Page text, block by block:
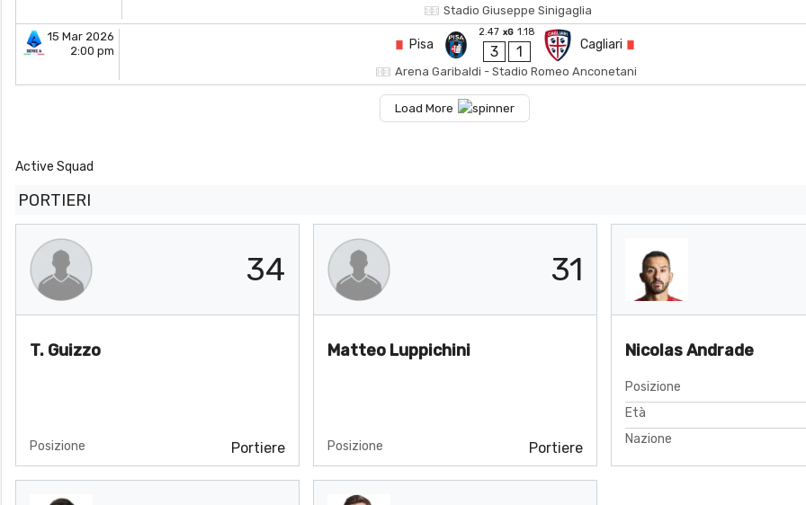
Stadio Giuseppe Sinigaglia
15 Mar 2026
2:00 pm
Pisa
2.47 xG 1.18
3 1 Cagliari
Arena Garibaldi - Stadio Romeo Anconetani
Load More
Active Squad
PORTIERI
34
T. Guizzo
Posizione Portiere
31
Matteo Luppichini
Posizione Portiere
Nicolas Andrade
Posizione
Età
Nazione